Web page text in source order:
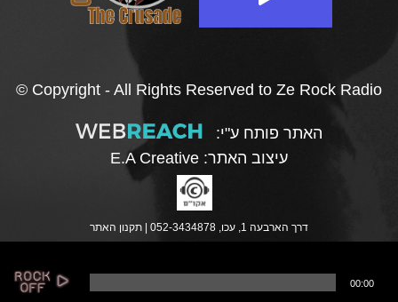
© Copyright - All Rights Reserved to Ze Rock Radio
האתר פותח ע"י:
עיצוב האתר: E.A Creative
דרך הארבעה 1, עכו, 052-3434878 | תקנון האתר
00:00